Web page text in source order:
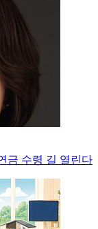
금 수령 길 열린다